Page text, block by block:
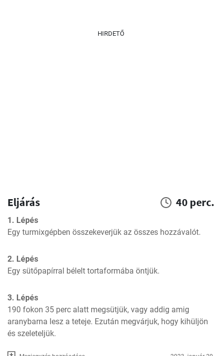
HIRDETŐ
Eljárás 40 perc.
1. Lépés
Egy turmixgépben összekeverjük az összes hozzávalót.
2. Lépés
Egy sütőpapírral bélelt tortaformába öntjük.
3. Lépés
190 fokon 35 perc alatt megsütjük, vagy addig amig
aranybarna lesz a teteje. Ezután megvárjuk, hogy kihüljön
és szeleteljük.